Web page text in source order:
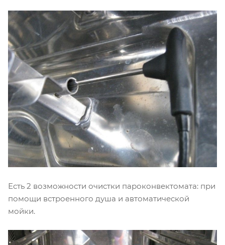
Есть 2 возможности очистки пароконвектомата: при
помощи встроенного душа и автоматической
мойки.